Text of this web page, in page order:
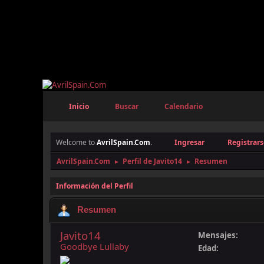
Inicio Buscar Calendario
Welcome toAvrilSpain.Com. Ingresar
AvrilSpain.Com
► Perfil de Javito14 ► Resumen
Información del Perfil
Resumen
Javito14
Goodbye Lullaby
Mensajes:
Edad: